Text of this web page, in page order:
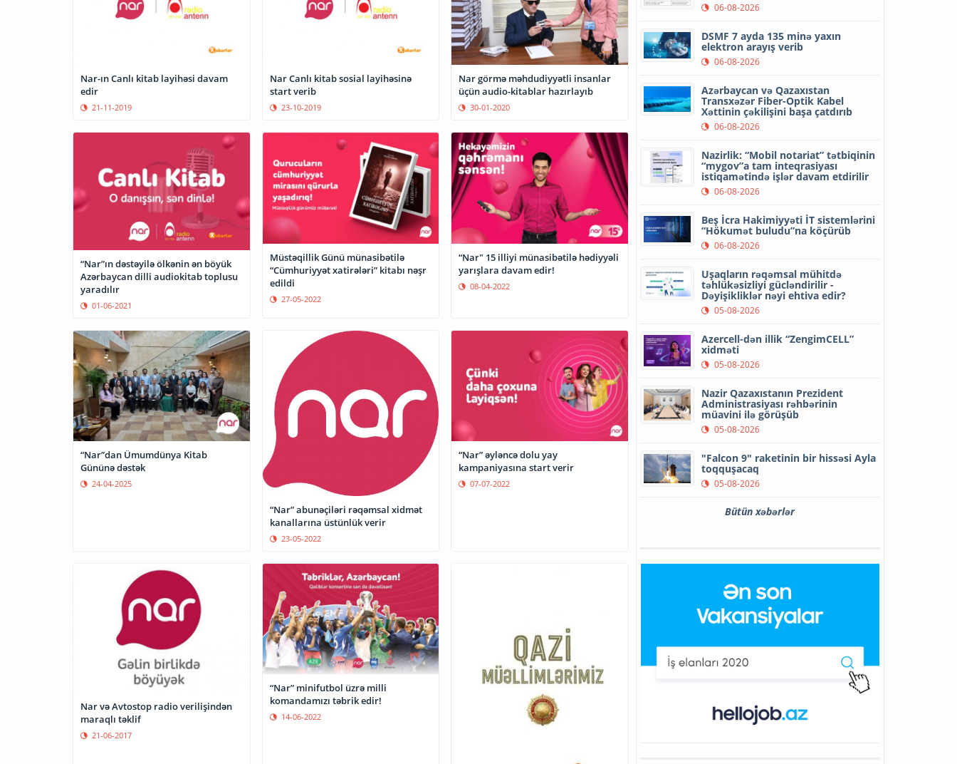
Nar-ın Canlı kitab layihəsi davam
edir
21-11-2019
Nar Canlı kitab sosial layihəsinə
start verib
23-10-2019
Nar görmə məhdudiyyətli insanlar
üçün audio-kitablar hazırlayıb
30-01-2020
“Nar”ın dəstəyilə ölkənin ən böyük
Azərbaycan dilli audiokitab toplusu
yaradılır
01-06-2021
Müstəqillik Günü münasibətilə
“Cümhuriyyət xatirələri” kitabı nəşr
27-05-2022
“Nar" 15 illiyi münasibətilə hədiyyəli
yarışlara davam edir!
08-04-2022
“Nar”dan Ümumdünya Kitab
Gününə dəstək
24-04-2025
“Nar” abunəçiləri rəqəmsal xidmət
23-05-2022
“Nar” əyləncə dolu yay
07-07-2022
Nar və Avtostop radio verilişindən
maraqlı təklif
21-06-2017
“Nar” minifutbol üzrə milli
komandamızı təbrik edir!
14-06-2022
06-08-2026
DSMF 7 ayda 135 minə yaxın
elektron arayış verib
06-08-2026
Azərbaycan və Qazaxıstan
Transxəzər Fiber-Optik Kabel
Xəttinin çəkilişini başa çatdırıb
06-08-2026
Nazirlik: “Mobil notariat” tətbiqinin
“mygov”a tam inteqrasiyası
istiqamətində işlər davam etdirilir
06-08-2026
Beş İcra Hakimiyyəti İT sistemlərini
“Hökumət buludu”na köçürüb
06-08-2026
Uşaqların rəqəmsal mühitdə
təhlükəsizliyi gücləndirilir -
Dəyişikliklər nəyi ehtiva edir?
05-08-2026
Azercell-dən illik “ZengimCELL”
xidməti
05-08-2026
Nazir Qazaxıstanın Prezident
Administrasiyası rəhbərinin
müavini ilə görüşüb
05-08-2026
"Falcon 9" raketinin bir hissəsi Ayla
toqquşacaq
05-08-2026
Bütün xəbərlər